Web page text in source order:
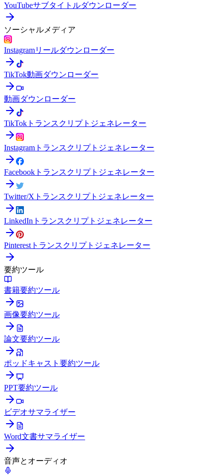
YouTubeサブタイトルダウンローダー
ソーシャルメディア
Instagramリールダウンローダー
TikTok動画ダウンローダー
動画ダウンローダー
TikTokトランスクリプトジェネレーター
Instagramトランスクリプトジェネレーター
Facebookトランスクリプトジェネレーター
Twitter/Xトランスクリプトジェネレーター
LinkedInトランスクリプトジェネレーター
Pinterestトランスクリプトジェネレーター
要約ツール
書籍要約ツール
画像要約ツール
論文要約ツール
ポッドキャスト要約ツール
PPT要約ツール
ビデオサマライザー
Word文書サマライザー
音声とオーディオ